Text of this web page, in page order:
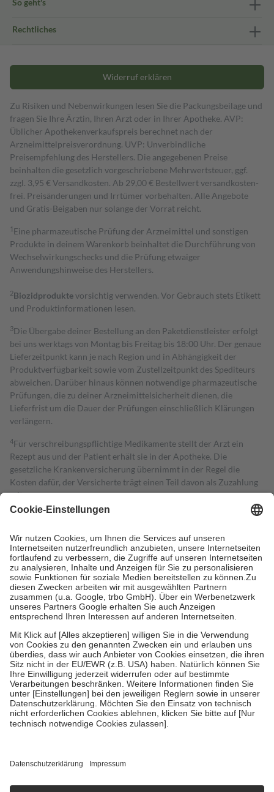
So geht's
Rechtliches
Widerruf erklären
Zu Risiken und Nebenwirkungen lesen Sie die Packungsbeilage und
fragen Sie Ihre Ärztin, Ihren Arzt oder in Ihrer Apotheke. AVP:
Üblicher Apothekenverkaufspreis berechnet nach der
Arzneimittelpreisverordnung. UVP: Unverbindliche
Preisempfehlung des Herstellers. Die angegebenen Preise
beinhalten die gesetzlich vorgeschriebene Mehrwertsteuer, ggf.
zzgl. 3,95 € Versandkosten. Ab 29,00 € Bestell­wert versand­kosten­
frei. Preisänderungen und Irrtümer vorbehalten. Alle Angebote
und Gratis-Beigaben nur solange der Vorrat reicht.
1 Eine pharmazeutische Prüfung der Arzneimittel und sonstigen
Produkte in deinem Warenkorb beinhaltet die Durchführung von
Wechselwirkungschecks und die Prüfung etwaiger
Anwendungshinweise des Herstellers.
2Biozidproduktevorsichtig verwenden. Vor Gebrauch stets Etikett
und Produktinformationen lesen.
3Die Übergabe deiner Bestellung an den Paketdienstleister erfolgt
bei uns werktags von Montag bis Freitag bis 18:00 Uhr. Der genaue
Lieferzeitpunkt kann je nach Region und in Abhängigkeit der
Produktverfügbarkeit sowie vom Zustellzeitpunkt des Spediteurs
abweichen. Darüber hinaus können notwendige pharmazeutische
Prüfungen, die zu deiner Arzneimittelsicherheit dienen, die
Lieferfrist um die Dauer der Prüfungen einschließlich Klärungen
verlängern.
4Für verschreibungspflichtige Medikamente stellt der Arzt ein
Rezept aus und der Patient erhält sie in der Apotheke. Die
gesetzliche Krankenversicherung übernimmt in der Regel die
Kosten dafür, der Versicherte trägt einen Teil davon als Zuzahlung
mit.
Grundsätzlich leisten Mitglieder Zuzahlungen in Höhe von zehn
höchstens zehn Euro.
Es sind jedoch nie mehr als die tatsächlichen
Kosten der Leistung zu entrichten.
Diese Regeln gelten grundsätzlich auch für Online-Apotheken.
Bei Heilmitteln und häuslicher Krankenpflege beträgt die
Zuzahlung zehn Prozent der Kosten sowie zehn Euro je
Verordnung.
Um das Engagement der Versicherten für ihre eigene Gesundheit zu
stärken und die besondere Stellung der Familie zu unterstützen,
fallenkeine Zuzahlungenan bei:
• Kindern und Jugendlichen bis zum vollendeten 18. Lebensjahr
mit Ausnahme der Fahrkosten
• Untersuchungen zur Vorsorge und Früherkennung, die von der
GKV getragen werden
• empfohlenen Schutzimpfungen
• Harn- und Blutteststreifen
getroffen, um sicherzustellen, dass es sich um echte Bewertungen
https://help.etrusted.com/hc/de/articles/4419944605341